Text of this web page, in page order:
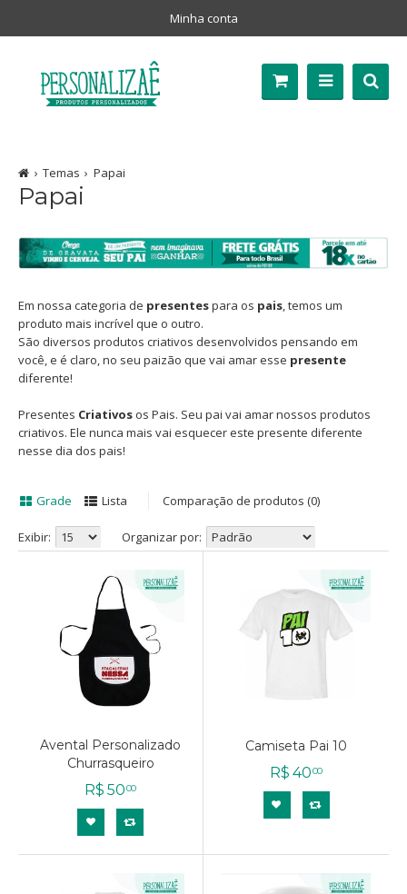
Minha conta
Temas Papai
Papai
Em nossa categoria de presentespara os pais, temos um
produto mais incrível que o outro.
São diversos produtos criativos desenvolvidos pensando em
você, e é claro, no seu paizão que vai amar esse presente
diferente!
Presentes Criativos os Pais. Seu pai vai amar nossos produtos
criativos. Ele nunca mais vai esquecer este presente diferente
nesse dia dos pais!
Grade Lista Comparação de produtos (0)
Exibir: Organizar por:
Avental Personalizado
Churrasqueiro
R$ 5000
Camiseta Pai 10
R$ 4000